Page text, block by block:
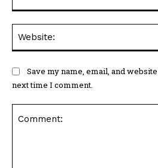
Save my name, email, and
next time I comment.